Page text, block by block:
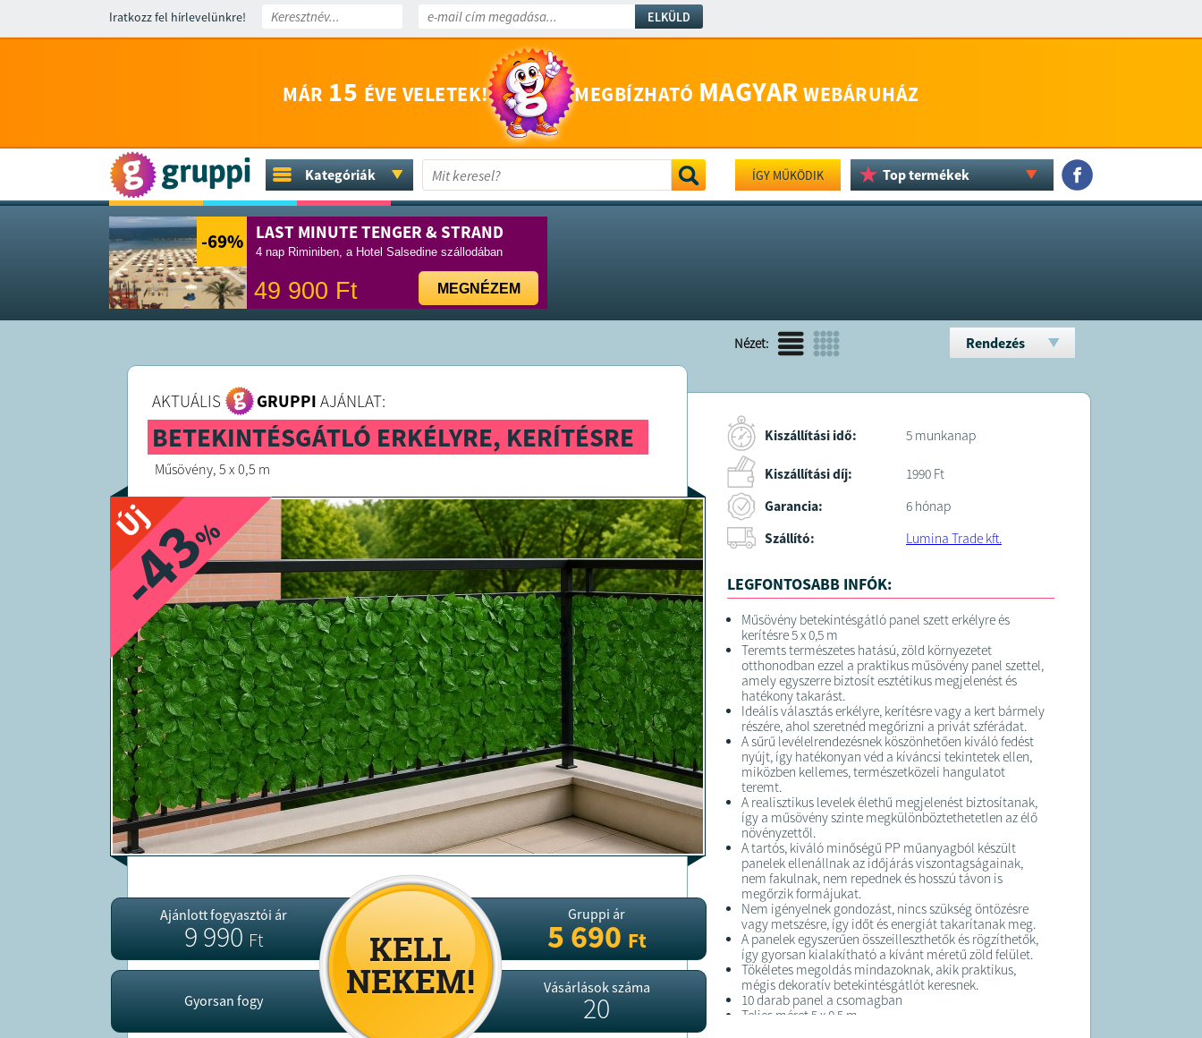
Iratkozz fel hírlevelünkre! ELKÜLD
MÁR 15 ÉVE VELETEK! MEGBÍZHATÓ MAGYAR WEBÁRUHÁZ
Kategóriák ÍGY MŰKÖDIK Top termékek
-69% LAST MINUTE TENGER & STRAND
4 nap Riminiben, a Hotel Salsedine szállodában
49 900 Ft MEGNÉZEM
Nézet: Rendezés
AKTUÁLIS GRUPPI AJÁNLAT:
BETEKINTÉSGÁTLÓ ERKÉLYRE, KERÍTÉSRE
Műsövény, 5 x 0,5 m
Új
-43
%
Ajánlott fogyasztói ár
9 990Ft
Gyorsan fogy
Gruppi ár
5 690Ft
Vásárlások száma
20
Kiszállítási idő: 5 munkanap
Kiszállítási díj:
1990 Ft
Garancia:
6 hónap
Szállító:
Lumina Trade kft.
LEGFONTOSABB INFÓK:
Műsövény betekintésgátló panel szett erkélyre és
kerítésre 5 x 0,5 m
Teremts természetes hatású, zöld környezetet
otthonodban ezzel a praktikus műsövény panel szettel,
amely egyszerre biztosít esztétikus megjelenést és
hatékony takarást.
Ideális választás erkélyre, kerítésre vagy a kert bármely
részére, ahol szeretnéd megőrizni a privát szférádat.
A sűrű levélelrendezésnek köszönhetően kiváló fedést
nyújt, így hatékonyan véd a kíváncsi tekintetek ellen,
miközben kellemes, természetközeli hangulatot
teremt.
A realisztikus levelek élethű megjelenést biztosítanak,
így a műsövény szinte megkülönböztethetetlen az élő
növényzettől.
A tartós, kiváló minőségű PP műanyagból készült
panelek ellenállnak az időjárás viszontagságainak,
nem fakulnak, nem repednek és hosszú távon is
megőrzik formájukat.
Nem igényelnek gondozást, nincs szükség öntözésre
vagy metszésre, így időt és energiát takarítanak meg.
A panelek egyszerűen összeilleszthetők és rögzíthetők,
így gyorsan kialakítható a kívánt méretű zöld felület.
Tökéletes megoldás mindazoknak, akik praktikus,
mégis dekoratív betekintésgátlót keresnek.
10 darab panel a csomagban
Teljes méret 5 x 0,5 m